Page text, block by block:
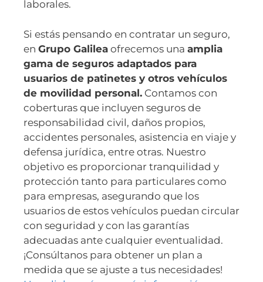
laborales.
Si estás pensando en contratar un seguro,
en Grupo Galilea ofrecemos una amplia
gama de seguros adaptados para
usuarios de patinetes y otros vehículos
de movilidad personal. Contamos con
coberturas que incluyen seguros de
responsabilidad civil, daños propios,
accidentes personales, asistencia en viaje y
defensa jurídica, entre otras. Nuestro
objetivo es proporcionar tranquilidad y
protección tanto para particulares como
para empresas, asegurando que los
usuarios de estos vehículos puedan circular
con seguridad y con las garantías
adecuadas ante cualquier eventualidad.
¡Consúltanos para obtener un plan a
medida que se ajuste a tus necesidades!